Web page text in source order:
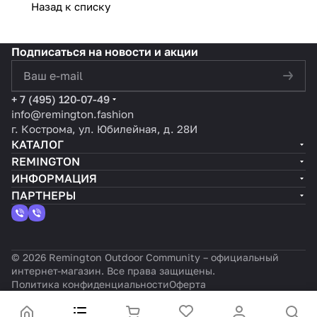
швов
полно
защи
ты от
влаги
и
ветра
Trend
уже
— и не
ждать
следую
щего
сезона
?
уем в
зонье:
яется
без
утепли
теля?
весны и
комфорт
е при
любой
погоде?
ть и
Remin
gton
ской
нии
ий и
ный
да
Назад к списку
Подписаться на новости и акции
+ 7 (495) 120-07-49
info@remington.fashion
г. Кострома, ул. Юбилейная, д. 28И
КАТАЛОГ
REMINGTON
ИНФОРМАЦИЯ
ПАРТНЕРЫ
© 2026 Remington Outdoor Community – официальный
интернет-магазин. Все права защищены.
Политика конфиденциальностиОферта